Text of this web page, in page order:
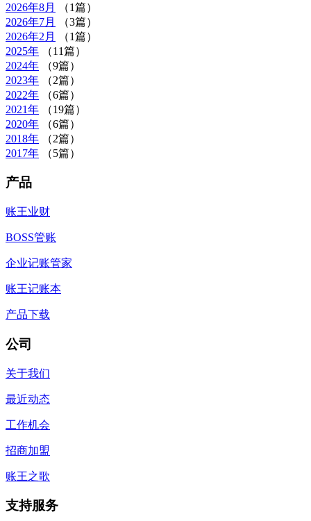
2026年8月
（1篇）
2026年7月
（3篇）
2026年2月
（1篇）
2025年
（11篇）
2024年
（9篇）
2023年
（2篇）
2022年
（6篇）
2021年
（19篇）
2020年
（6篇）
2018年
（2篇）
2017年
（5篇）
产品
账王业财
BOSS管账
企业记账管家
账王记账本
产品下载
公司
关于我们
最近动态
工作机会
招商加盟
账王之歌
支持服务